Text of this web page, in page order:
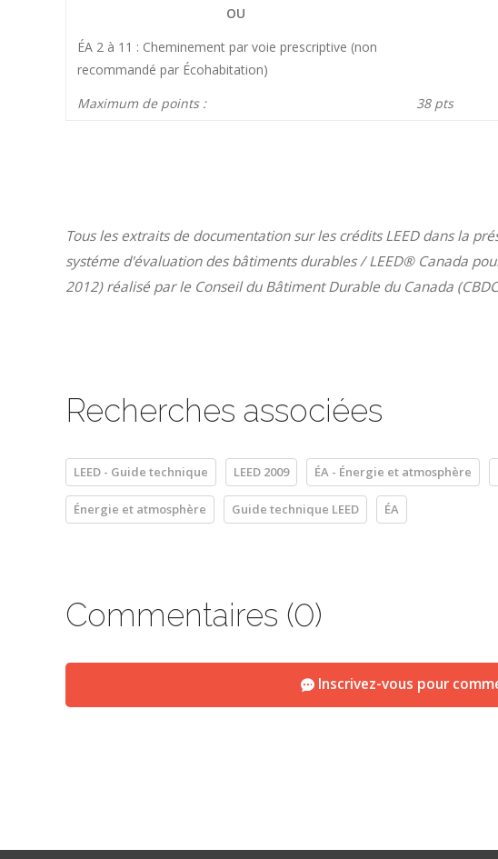
OU
ÉA 2 à 11 : Cheminement par voie prescriptive (non
recommandé par Écohabitation)
Maximum de points :
38 pts
Tous les extraits de documentation sur les crédits LEED dans la
systéme d'évaluation des bâtiments durables / LEED® Canada
2012) réalisé par le Conseil du Bâtiment Durable du Canada
Recherches associées
LEED - Guide technique LEED 2009 ÉA - Énergie et atmosphère
Énergie et atmosphère Guide technique LEED ÉA
Commentaires (0)
Inscrivez-vous pour